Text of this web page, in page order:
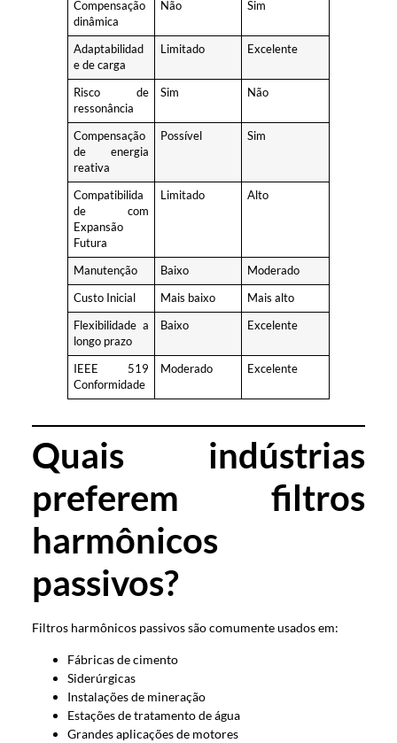
Compensação
dinâmica
Não Sim
Adaptabilidad
e de carga
Limitado Excelente
Risco de
ressonância
Sim Não
Compensação
de energia
reativa
Possível Sim
Compatibilida
de com
Expansão
Futura
Limitado Alto
Manutenção Baixo Moderado
Custo Inicial Mais baixo Mais alto
Flexibilidade a
longo prazo
Baixo Excelente
IEEE 519
Conformidade
Moderado Excelente
Quais indústrias
preferem filtros
harmônicos
passivos?
Filtros harmônicos passivos são comumente usados ​​em:
Fábricas de cimento
Siderúrgicas
Instalações de mineração
Estações de tratamento de água
Grandes aplicações de motores